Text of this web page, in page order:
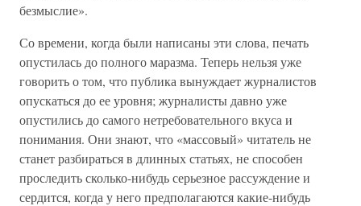
безмыслие».
Со времени, когда были написаны эти слова, печать
опустилась до полного маразма. Теперь нельзя уже
говорить о том, что публика вынуждает журналистов
опускаться до ее уровня; журналисты давно уже
опустились до самого нетребовательного вкуса и
понимания. Они знают, что «массовый» читатель не
станет разбираться в длинных статьях, не способен
проследить сколько-нибудь серьезное рассуждение и
сердится, когда у него предполагаются какие-нибудь